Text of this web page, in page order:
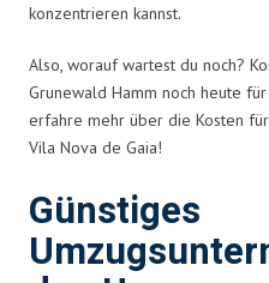
konzentrieren kannst.
Also, worauf wartest du noch?
Grunewald Hamm noch heute
erfahre mehr über die Kosten
Vila Nova de Gaia!
Günstiges